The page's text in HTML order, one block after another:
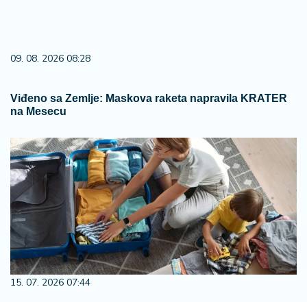
09. 08. 2026 08:28
Viđeno sa Zemlje: Maskova raketa napravila KRATER
na Mesecu
15. 07. 2026 07:44